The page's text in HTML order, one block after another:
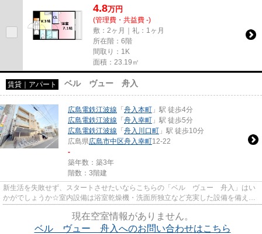
4.8万円
(管理費・共益費 -)
敷：2ヶ月｜礼：1ヶ月
所在階：6階
間取り：1K
面積：23.19㎡
賃貸｜アパート ベル ヴュー 舟入
広島電鉄江波線 「 舟入本町 」駅 徒歩4分
広島電鉄江波線 「 舟入幸町 」駅 徒歩5分
広島電鉄江波線 「 舟入川口町 」駅 徒歩10分
広島県広島市中区舟入幸町12-22
-
築年数：築3年
階数：3階建
新生活を失敗せず、スタートさせたいならこちらの「ベル ヴュー 舟入」はい
かがでしょうか☆室内設備は浴室乾燥機・洗面所独立など充実した設備を備え付
現在空室情報がありません。
ベル ヴュー 舟入へのお問い合わせはこちら